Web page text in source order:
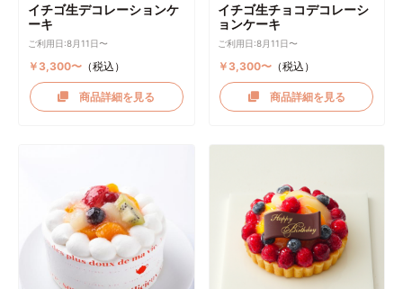
イチゴ生デコレーションケ
ーキ
ご利用日:8月11日〜
￥3,300〜（税込）
商品詳細を見る
イチゴ生チョコデコレーシ
ョンケーキ
ご利用日:8月11日〜
￥3,300〜 （税込）
商品詳細を見る